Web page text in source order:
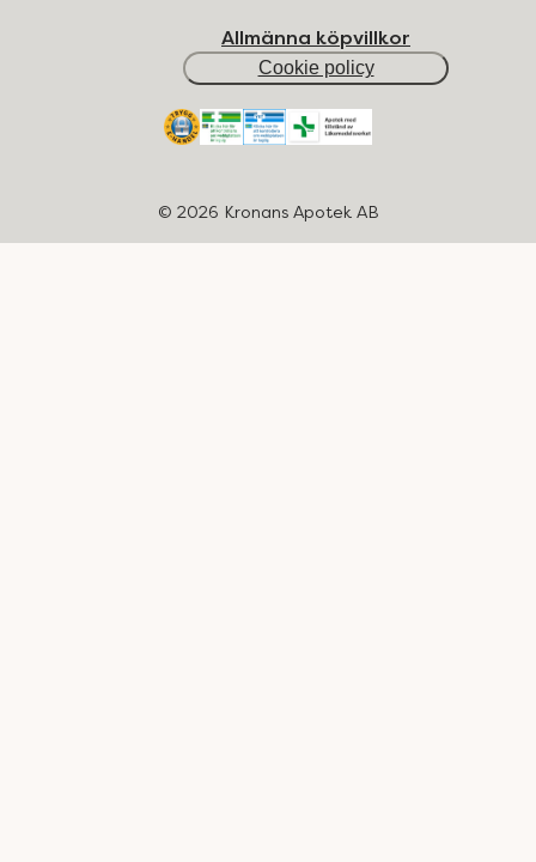
Allmänna köpvillkor
Cookie policy
© 2026 Kronans Apotek AB